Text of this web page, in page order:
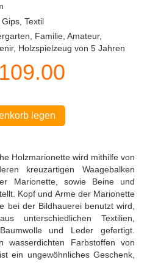
Gips, Textil
Familie, Amateur,
Holzspielzeug von 5 Jahren
109.00
legen
Holzmarionette wird mithilfe von
kreuzartigen Waagebalken
Marionette, sowie Beine und
Kopf und Arme der Marionette
bei der Bildhauerei benutzt wird,
unterschiedlichen Textilien,
und Leder gefertigt.
wasserdichten Farbstoffen von
ein ungewöhnliches Geschenk,